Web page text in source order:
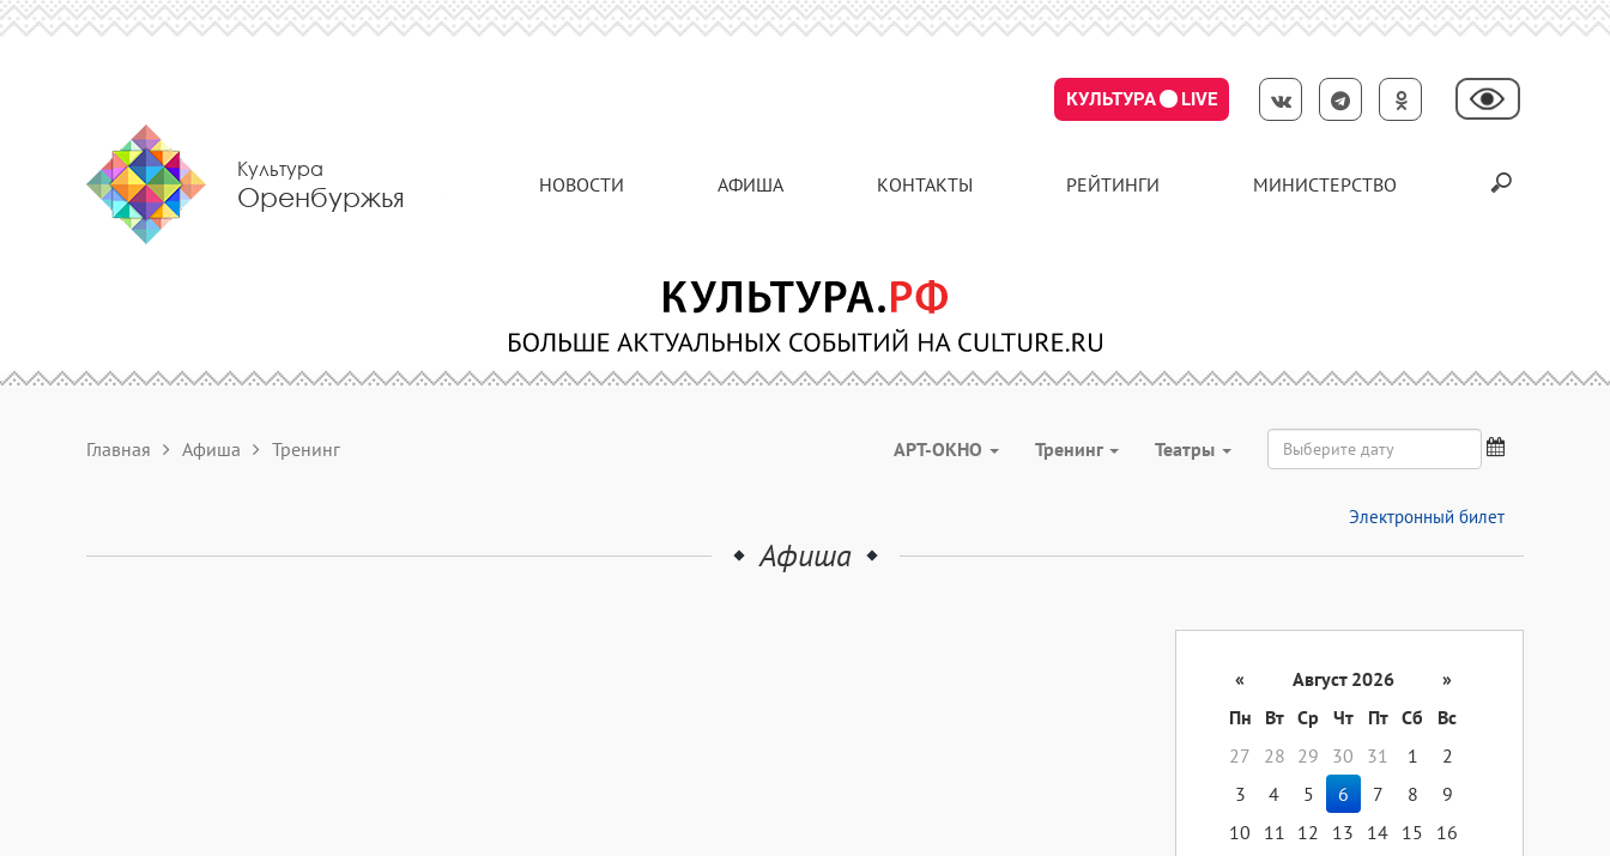
КУЛЬТУРА LIVE
Культура
Оренбуржья НОВОСТИ АФИША КОНТАКТЫ РЕЙТИНГИ МИНИСТЕРСТВО
Главная Афиша Тренинг АРТ-ОКНО Тренинг Театры
Электронный билет
Афиша
« Август 2026
»
Пн
Вт Ср Чт Пт Сб
Вс
27
28 29 30 31 1
2
3
4 5 6 7 8
9
10
11 12 13 14 15
16